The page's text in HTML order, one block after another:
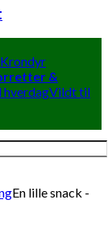
Krondyr
&
Vildt til
En lille snack -